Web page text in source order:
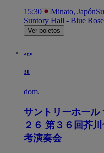
15:30 Minato, Japón
Suntory Hall - Blue
Ver boletos
ago
30
dom.
サントリーホール
２６ 第３６回芥
考演奏会